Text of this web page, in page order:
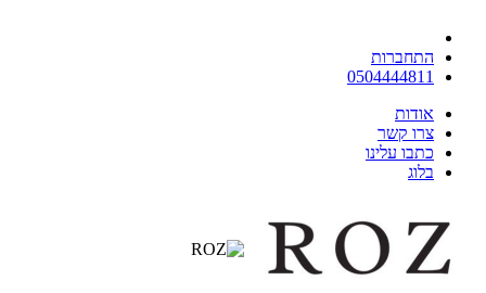
התחברות
0504444811
אודות
צרו קשר
כתבו עלינו
בלוג